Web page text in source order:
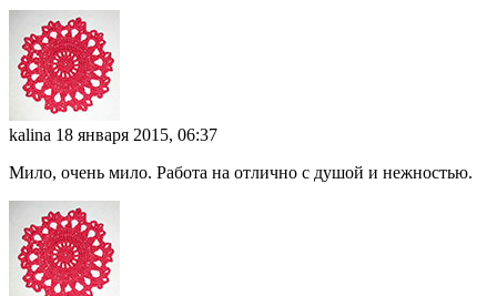
kalina 18 января 2015, 06:37
Мило, очень мило. Работа на отлично с душой и нежностью.